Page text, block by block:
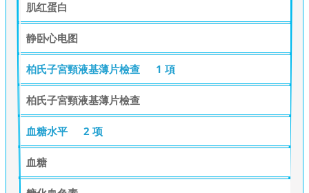
肌红蛋白
静卧心电图
柏氏子宮頸液基薄片檢查 1 項
柏氏子宮頸液基薄片檢查
血糖水平 2 项
血糖